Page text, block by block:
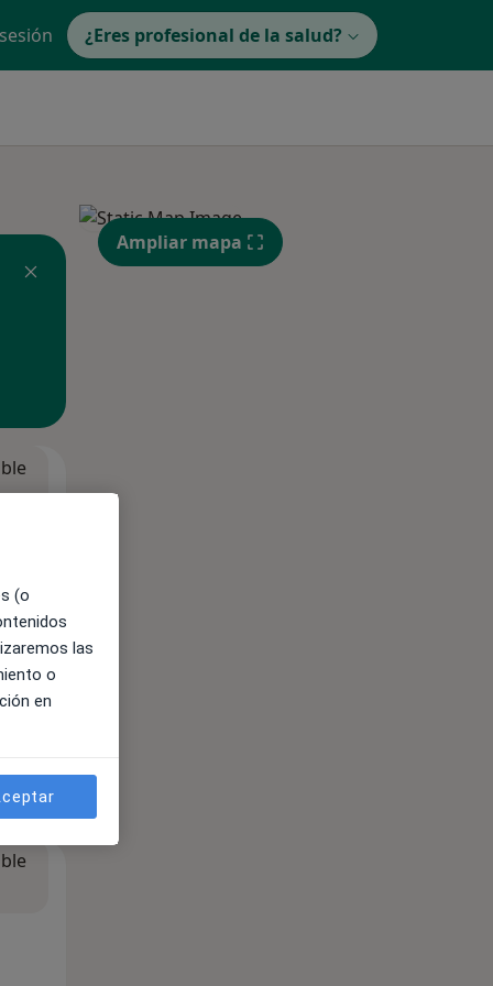
¿Eres profesional de la salud?
Ampliar mapa
(o
las
o
en